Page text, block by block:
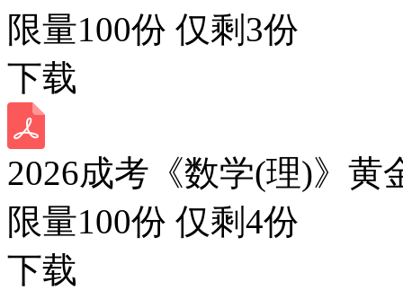
限量100份 仅剩 3份
下载
2026成考《数学(理)》黄
限量100份 仅剩4份
下载